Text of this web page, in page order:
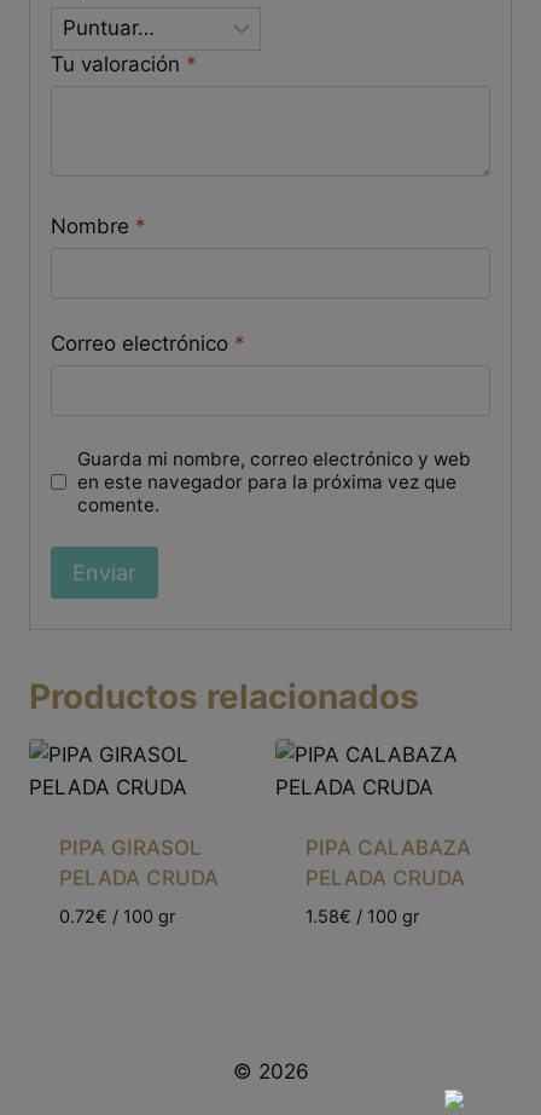
Tu valoración *
Nombre *
Correo electrónico *
Guarda mi nombre, correo electrónico y web
en este navegador para la próxima vez que
comente.
Productos relacionados
PIPA GIRASOL
PELADA CRUDA
0.72€ / 100 gr
PIPA CALABAZA
PELADA CRUDA
1.58€ / 100 gr
© 2026